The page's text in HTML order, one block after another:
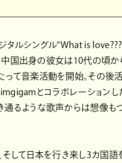
タルシングル“What is
中国出身の彼女は10代の頃
って音楽活動を開始。その後
とコラボレーションし
通るような歌声からは想像も
そして日本を行き来し3カ国